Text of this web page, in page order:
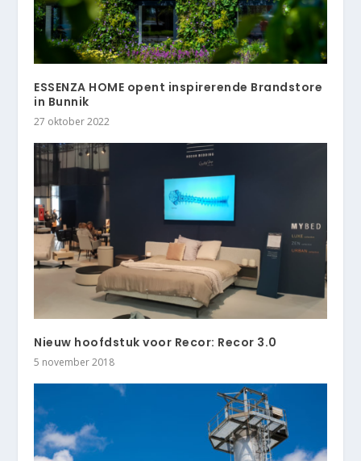
ESSENZA HOME opent inspirerende Brandstore
in Bunnik
27 oktober 2022
Nieuw hoofdstuk voor Recor: Recor 3.0
5 november 2018